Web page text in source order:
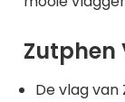
De vlag van